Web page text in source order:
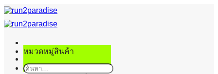
ข้าม
ไป
เนื้อหา
ค้นหา:
หมวดหมู่สินค้า